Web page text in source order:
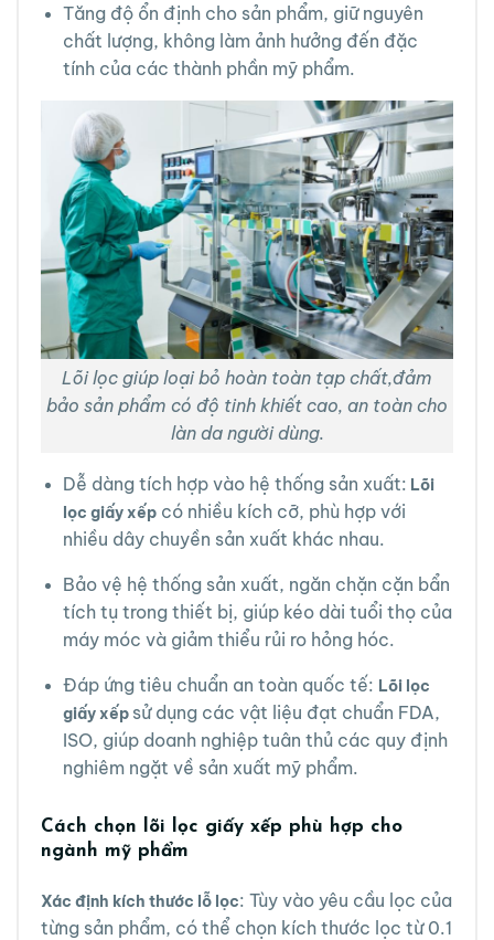
Tăng độ ổn định cho sản phẩm, giữ nguyên
chất lượng, không làm ảnh hưởng đến đặc
tính của các thành phần mỹ phẩm.
Lõi lọc giúp loại bỏ hoàn toàn tạp chất,đảm
bảo sản phẩm có độ tinh khiết cao, an toàn cho
làn da người dùng.
Dễ dàng tích hợp vào hệ thống sản xuất: Lõi
lọc giấy xếp có nhiều kích cỡ, phù hợp với
nhiều dây chuyền sản xuất khác nhau.
Bảo vệ hệ thống sản xuất, ngăn chặn cặn bẩn
tích tụ trong thiết bị, giúp kéo dài tuổi thọ của
máy móc và giảm thiểu rủi ro hỏng hóc.
Đáp ứng tiêu chuẩn an toàn quốc tế: Lõi lọc
giấy xếp sử dụng các vật liệu đạt chuẩn FDA,
ISO, giúp doanh nghiệp tuân thủ các quy định
nghiêm ngặt về sản xuất mỹ phẩm.
Cách chọn lõi lọc giấy xếp phù hợp cho
ngành mỹ phẩm
Xác định kích thước lỗ lọc: Tùy vào yêu cầu lọc của
từng sản phẩm, có thể chọn kích thước lọc từ 0.1